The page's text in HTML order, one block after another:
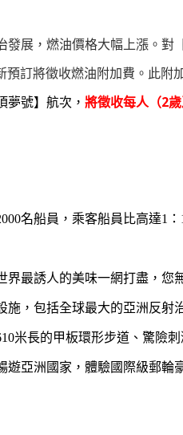
發展，燃油價格大幅上漲。
預訂將徵收燃油附加費。此附
號】航次， 將徵收每人（2
名船員，乘客船員比高達1
界最誘人的美味一網打盡，您
施，包括全球最大的亞洲反
米長的甲板環形步道、驚險
遊亞洲國家，體驗國際級郵